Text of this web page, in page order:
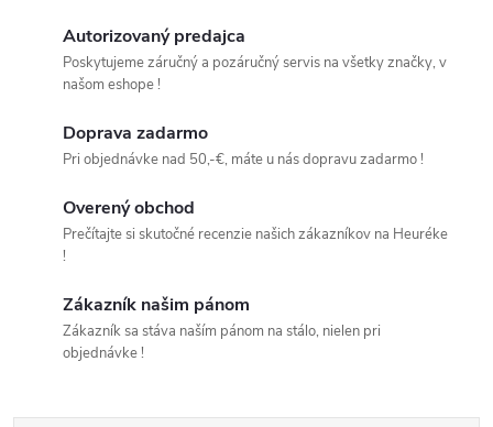
Autorizovaný predajca
Poskytujeme záručný a pozáručný servis na všetky značky, v
našom eshope !
Doprava zadarmo
Pri objednávke nad 50,-€, máte u nás dopravu zadarmo !
Overený obchod
Prečítajte si skutočné recenzie našich zákazníkov na Heuréke
!
Zákazník našim pánom
Zákazník sa stáva naším pánom na stálo, nielen pri
objednávke !